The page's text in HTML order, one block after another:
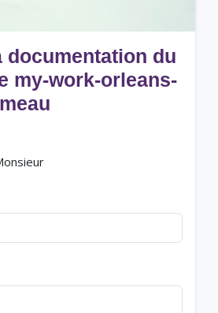
documentation du
my-work-orleans-